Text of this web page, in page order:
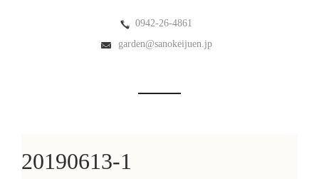
0942-26-4861
garden@sanokeijuen.jp
20190613-1